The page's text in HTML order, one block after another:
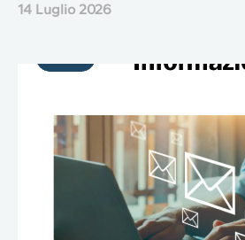
14 Luglio 2026